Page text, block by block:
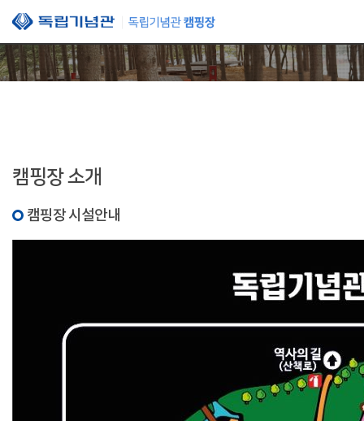
본문 바로가기
캠핑장 소개
캠핑장 시설안내